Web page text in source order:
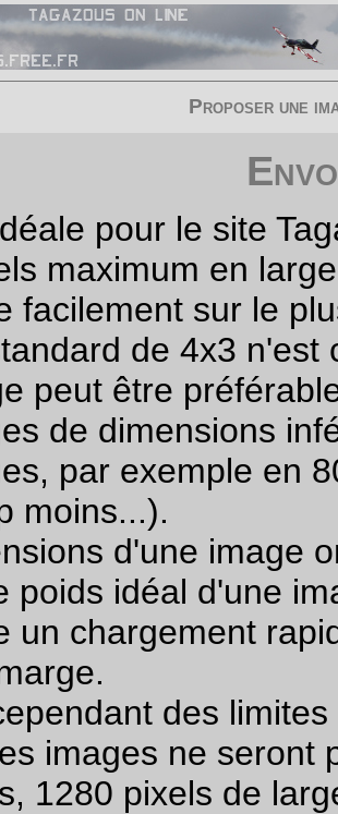
Proposer une
pour le site
maximum en
facilement sur le
de 4x3
peut être
de dimensions
par exemple en
moins...).
d'une image
poids idéal d'une
un chargement
des
images ne seront
1280 pixels de